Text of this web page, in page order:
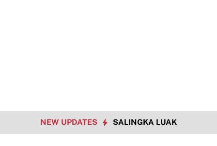
NEW UPDATES SALINGKA LUAK